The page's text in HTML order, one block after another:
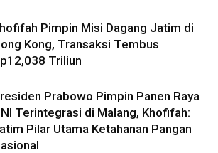
Pimpin Misi Dagang Jatim di
Kong, Transaksi Tembus
Triliun
Prabowo Pimpin Panen Raya
Terintegrasi di Malang, Khofifah:
Pilar Utama Ketahanan Pangan